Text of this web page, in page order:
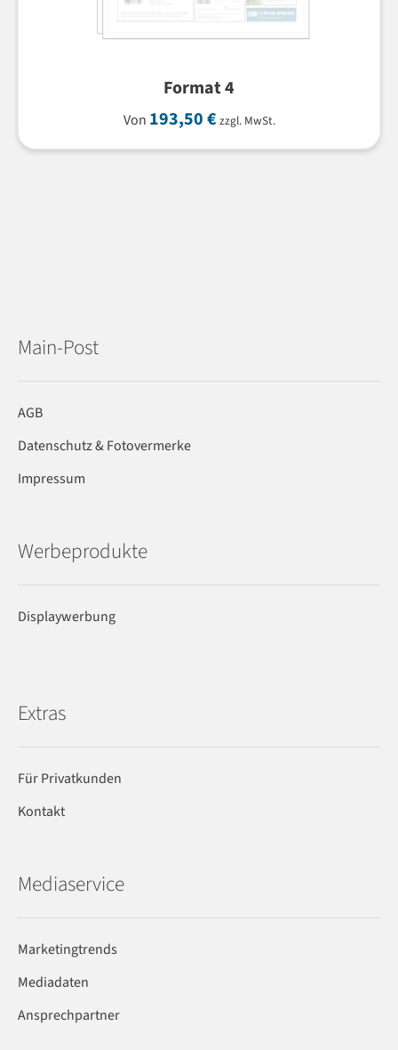
Format 4
Von 193,50€ zzgl. MwSt.
Main-Post
AGB
Datenschutz & Fotovermerke
Impressum
Werbeprodukte
Displaywerbung
Extras
Für Privatkunden
Kontakt
Mediaservice
Marketingtrends
Mediadaten
Ansprechpartner